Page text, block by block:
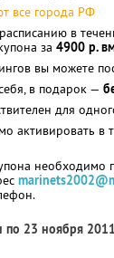
все города РФ
в
за 4900 р.
вы можете
в подарок —
для
активировать в
необходимо
по 23 ноября